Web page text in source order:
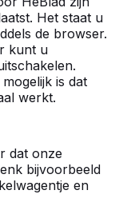
Het staat u
de browser.
kunt u
is dat
werkt.
dat onze
bijvoorbeeld
en